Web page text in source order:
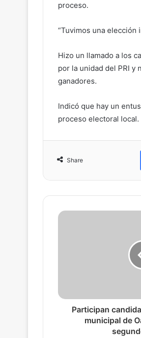
proceso.
“Tuvimos una elección
Hizo un llamado a los
por la unidad del PRI y
ganadores.
Indicó que hay un
proceso electoral local.
Share
Participan
municipal de